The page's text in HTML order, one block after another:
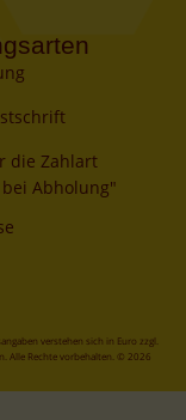
verstehen sich in Euro zzgl.
Alle Rechte vorbehalten. © 2026